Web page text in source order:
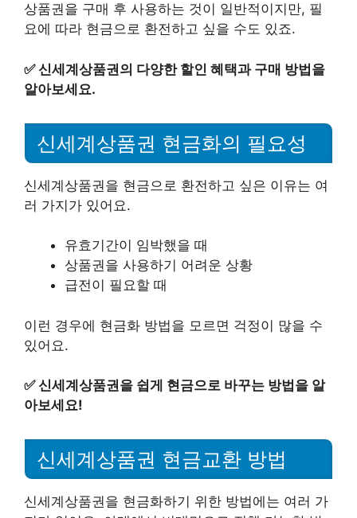
상품권을 구매 후 사용하는 것이 일반적이지만, 필
요에 따라 현금으로 환전하고 싶을 수도 있죠.
✅신세계상품권의 다양한 할인 혜택과 구매 방법을
알아보세요.
신세계상품권 현금화의 필요성
신세계상품권을 현금으로 환전하고 싶은 이유는 여
러 가지가 있어요.
유효기간이 임박했을 때
상품권을 사용하기 어려운 상황
급전이 필요할 때
이런 경우에 현금화 방법을 모르면 걱정이 많을 수
있어요.
✅신세계상품권을 쉽게 현금으로 바꾸는 방법을 알
아보세요!
신세계상품권 현금교환 방법
신세계상품권을 현금화하기 위한 방법에는 여러 가